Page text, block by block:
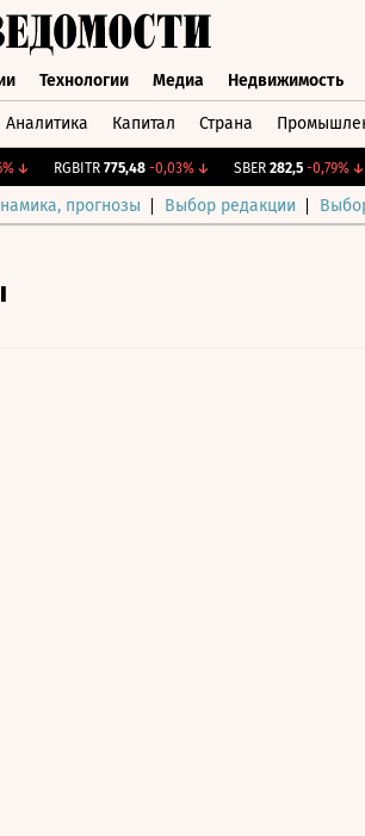
Технологии Медиа Недвижимость
Аналитика Капитал Страна
RGBITR 775,48 -0,03% ↓ SBER 282,5 -0,79%↓
прогнозы Выбор редакции